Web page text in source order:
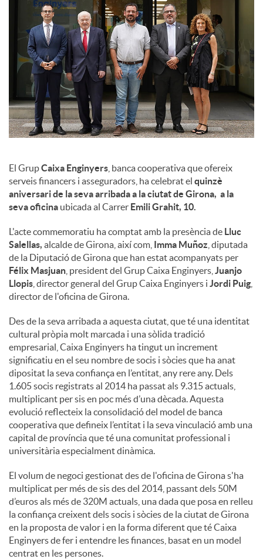
s
El GrupCaixa Enginyers , banca cooperativa que ofereix
serveis financers i asseguradors, ha celebrat el quinzè
aniversari de la seva arribada a la ciutat de Girona, a la
seva oficina ubicada al Carrer Emili Grahit, 10.
L'acte commemoratiu ha comptat amb la presència de Lluc
Salellas, alcalde de Girona, així com, Imma Muñoz , diputada
de la Diputació de Girona que han estat acompanyats per
Félix Masjuan , president del Grup Caixa Enginyers, Juanjo
Llopis , director general del Grup Caixa Enginyers i Jordi Puig
director de l'oficina de Girona.
Des de la seva arribada a aquesta ciutat, que té una identitat
cultural pròpia molt marcada i una sòlida tradició
empresarial, Caixa Enginyers ha tingut un increment
significatiu en el seu nombre de socis i sòcies que ha anat
dipositat la seva confiança en l’entitat, any rere any. Dels
1.605 socis registrats al 2014 ha passat als 9.315 actuals,
multiplicant per sis en poc més d’una dècada. Aquesta
evolució reflecteix la consolidació del model de banca
cooperativa que defineix l’entitat i la seva vinculació amb una
capital de província que té una comunitat professional i
universitària especialment dinàmica.
El volum de negoci gestionat des de l'oficina de Girona s'ha
multiplicat per més de sis des del 2014, passant dels 50M
d’euros als més de 320M actuals, una dada que posa en relleu
la confiança creixent dels socis i sòcies de la ciutat de Girona
en la proposta de valor i en la forma diferent que té Caixa
Enginyers de fer i entendre les finances, basat en un model
centrat en les persones.